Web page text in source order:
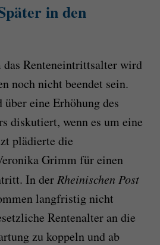
in den
Renteneintrittsalter wird
noch nicht beendet sein.
eine Erhöhung des
diskutiert, wenn es um eine
plädierte die
Grimm für einen
In der Rheinischen Post
langfristig nicht
Rentenalter an die
zu koppeln und ab